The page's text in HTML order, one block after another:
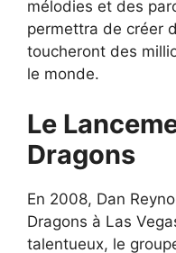
mélodies et des
permettra de créer
toucheront des
le monde.
Le
Dragons
En 2008, Dan
Dragons à Las
talentueux, le